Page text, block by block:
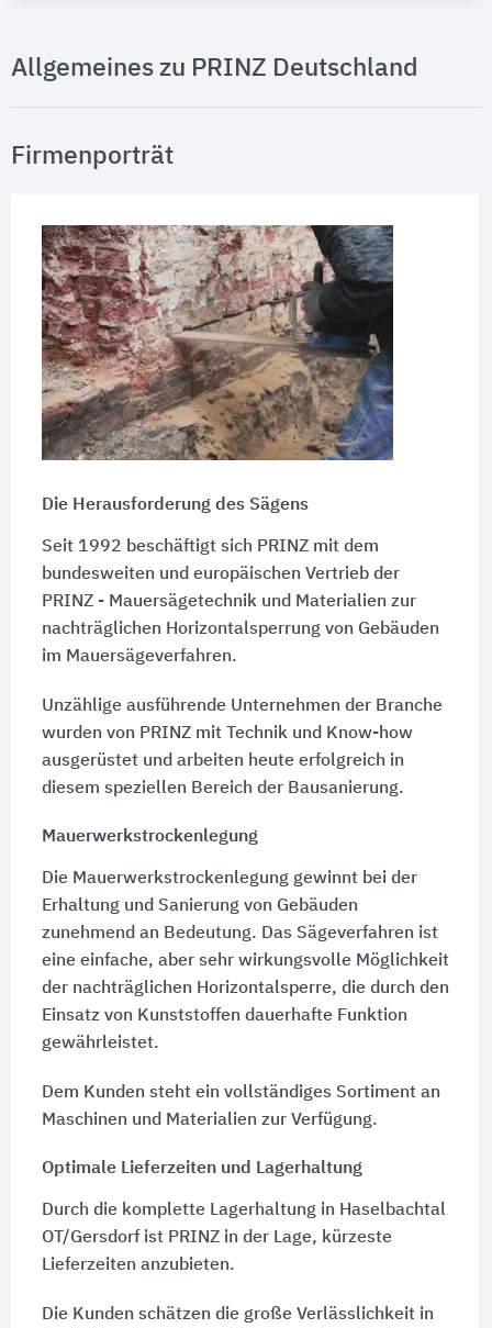
Allgemeines zu PRINZ Deutschland
Firmenporträt
Die Herausforderung des Sägens
Seit 1992 beschäftigt sich PRINZ mit dem
bundesweiten und europäischen Vertrieb der
PRINZ - Mauersägetechnik und Materialien zur
nachträglichen Horizontalsperrung von Gebäuden
im Mauersägeverfahren.
Unzählige ausführende Unternehmen der Branche
wurden von PRINZ mit Technik und Know-how
ausgerüstet und arbeiten heute erfolgreich in
diesem speziellen Bereich der Bausanierung.
Mauerwerkstrockenlegung
Die Mauerwerkstrockenlegung gewinnt bei der
Erhaltung und Sanierung von Gebäuden
zunehmend an Bedeutung. Das Sägeverfahren ist
eine einfache, aber sehr wirkungsvolle Möglichkeit
der nachträglichen Horizontalsperre, die durch den
Einsatz von Kunststoffen dauerhafte Funktion
gewährleistet.
Dem Kunden steht ein vollständiges Sortiment an
Maschinen und Materialien zur Verfügung.
Optimale Lieferzeiten und Lagerhaltung
Durch die komplette Lagerhaltung in Haselbachtal
OT/Gersdorf ist PRINZ in der Lage, kürzeste
Lieferzeiten anzubieten.
Die Kunden schätzen die große Verlässlichkeit in